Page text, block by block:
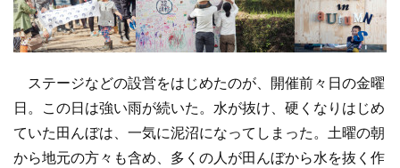
ステージなどの設営をはじめたのが、開催前々日の金曜
日。この日は強い雨が続いた。水が抜け、硬くなりはじめ
ていた田んぼは、一気に泥沼になってしまった。土曜の朝
から地元の方々も含め、多くの人が田んぼから水を抜く作